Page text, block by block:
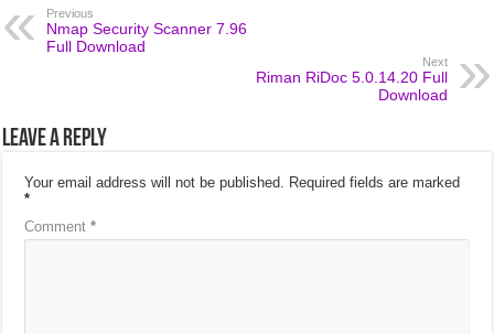
Previous
Nmap Security Scanner 7.96
Full Download
Next
Riman RiDoc 5.0.14.20 Full
Download
Leave a Reply
Your email address will not be published. Required fields are marked
*
Comment*